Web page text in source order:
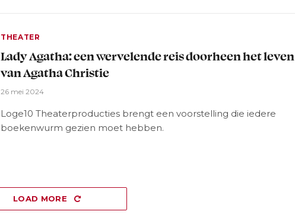
THEATER
Lady Agatha: een wervelende reis doorheen het leven
van Agatha Christie
26 mei 2024
Loge10 Theaterproducties brengt een voorstelling die iedere
boekenwurm gezien moet hebben.
LOAD MORE